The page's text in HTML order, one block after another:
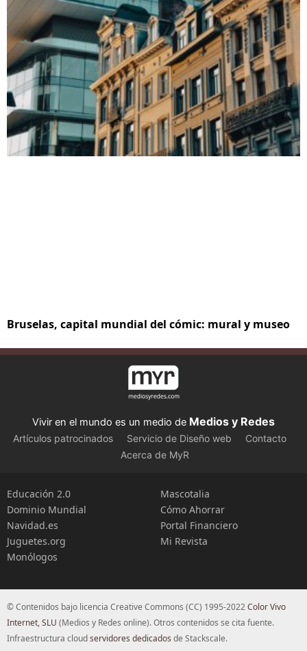
Bruselas, capital mundial del cómic: mural y museo
Vivir en el mundo es un medio de Medios y Redes
Artículos patrocinados Servicio de Diseño web
Contacto
Acerca de MyR
Educación 2.0
Dominio Mundial
Navidad.es
Juguetes.org
Monólogos
Mascotalia
Cómo Ahorrar
Portal Financiero
Mi Revista
© Contenidos bajo licencia Creative Commons (CC) 1995-2022Color Vivo
Internet, SLU (Medios y Redes online). Otros contenidos se cita fuente.
Infraestructura cloudservidores dedicados de Stackscale.